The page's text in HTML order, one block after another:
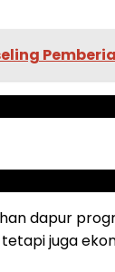
dapur
juga